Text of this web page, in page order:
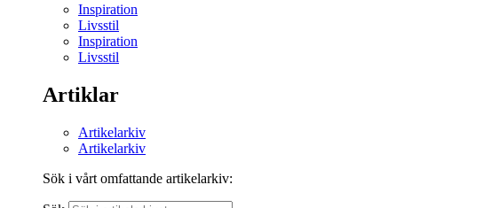
Inspiration
Livsstil
Inspiration
Livsstil
Artiklar
Artikelarkiv
Artikelarkiv
Sök i vårt omfattande artikelarkiv: